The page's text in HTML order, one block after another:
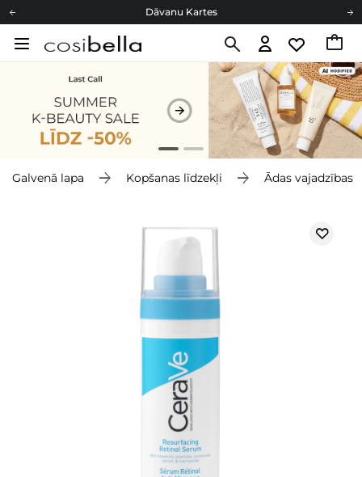
Dāvanu Kartes
Cosibella lojalitātes programma
Galvenā lapa Kopšanas līdzekļi Ādas vajadzības